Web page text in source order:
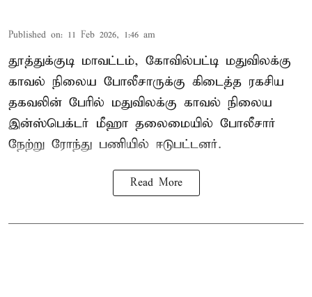
Published on: 11 Feb 2026, 1:46 am
தூத்துக்குடி மாவட்டம், கோவில்பட்டி மதுவிலக்கு
காவல் நிலைய போலீசாருக்கு கிடைத்த ரகசிய
தகவலின் பேரில் மதுவிலக்கு காவல் நிலைய
இன்ஸ்பெக்டர் மீஹா தலைமையில் போலீசார்
நேற்று ரோந்து பணியில் ஈடுபட்டனர்.
Read More